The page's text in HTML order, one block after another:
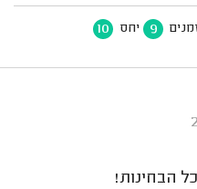
9 יחס 10
הבחינות!